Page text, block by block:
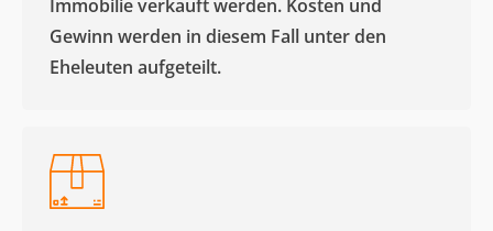
Immobilie verkauft werden. Kosten und
Gewinn werden in diesem Fall unter den
Eheleuten aufgeteilt.​